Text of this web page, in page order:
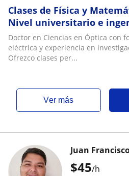
Clases de Física y
Nivel universitario e
Doctor en Ciencias en Óptica con
eléctrica y experiencia en
Ofrezco clases per...
ver más
$45/h
Juan